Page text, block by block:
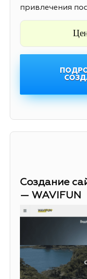
привлечения
Создание
— WAVIFUN